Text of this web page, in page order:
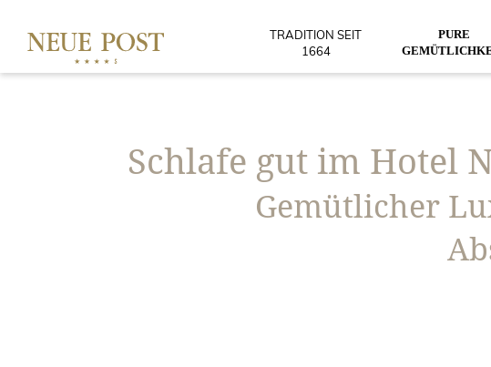
TRADITION SEIT
1664
PURE
Schlafe gut im Hotel
Gemütlicher